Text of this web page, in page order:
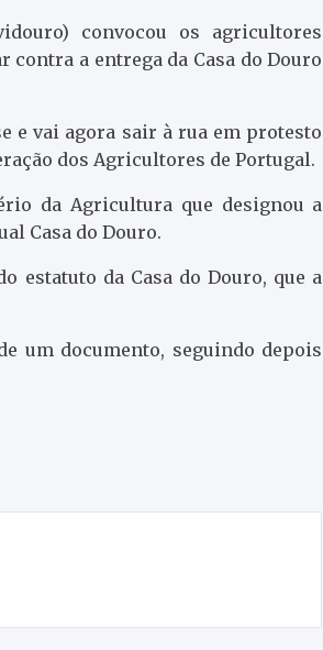
convocou os agricultores
contra a entrega da Casa do Douro
e vai agora sair à rua em protesto
dos Agricultores de Portugal.
da Agricultura que designou a
Casa do Douro.
estatuto da Casa do Douro, que a
um documento, seguindo depois